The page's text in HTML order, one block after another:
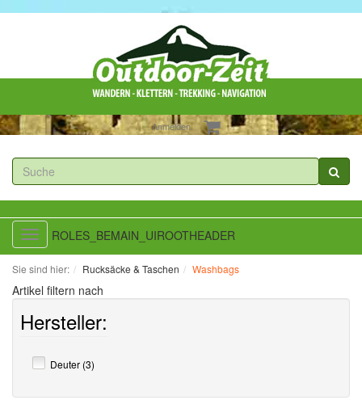
Anmelden
Toggle
navigation
ROLES_BEMAIN_UIROOTHEADER
Sie sind hier: Rucksäcke & Taschen Washbags
Artikel filtern nach
Hersteller:
Deuter (3)